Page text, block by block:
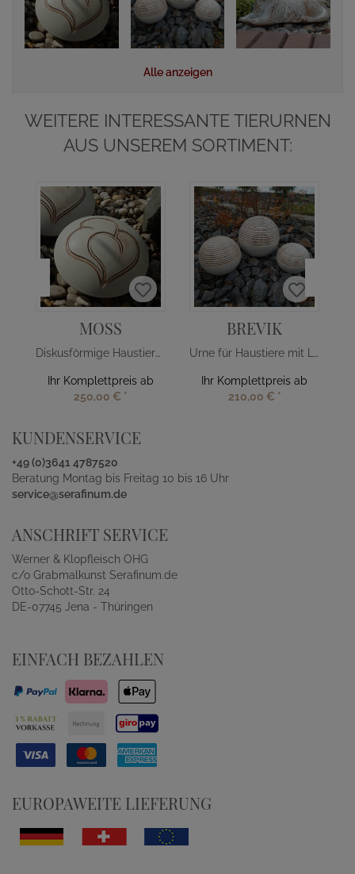
Alle anzeigen
WEITERE INTERESSANTE TIERURNEN
AUS UNSEREM SORTIMENT:
MOSS
Diskusförmige Haustierurne mit Herzmotiv
Ihr Komplettpreis ab
250,00 € *
BREVIK
Urne für Haustiere mit Lebensspirale
Ihr Komplettpreis ab
210,00 € *
KUNDENSERVICE
+49 (0)3641 4787520
Beratung Montag bis Freitag 10 bis 16 Uhr
service@serafinum.de
ANSCHRIFT SERVICE
Werner & Klopfleisch OHG
c/o Grabmalkunst Serafinum.de
Otto-Schott-Str. 24
DE-07745 Jena - Thüringen
EINFACH BEZAHLEN
EUROPAWEITE LIEFERUNG